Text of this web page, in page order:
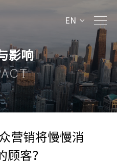
EN
影响
营销将慢慢消
顾客？